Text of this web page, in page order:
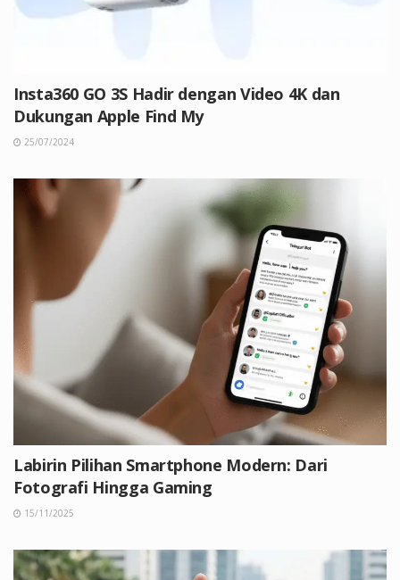
Insta360 GO 3S Hadir dengan Video 4K dan
Dukungan Apple Find My
25/07/2024
Labirin Pilihan Smartphone Modern: Dari
Fotografi Hingga Gaming
15/11/2025